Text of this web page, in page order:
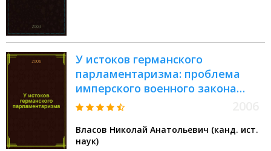
У истоков германского
парламентаризма: проблема
имперского военного закона
(1871-1874)
Власов Николай Анатольевич (канд. ист.
наук)